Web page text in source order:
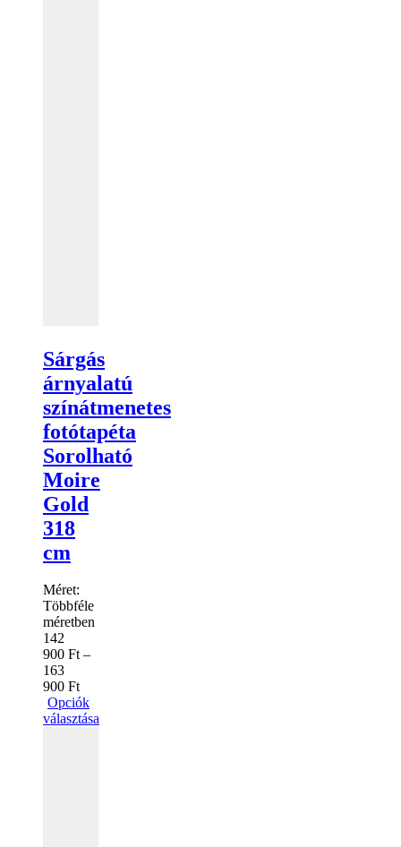
Sárgás
árnyalatú
színátmenetes
fotótapéta
Sorolható
Moire
Gold
318
cm
Méret:
Többféle
méretben
142
900 Ft–
163
900 Ft
Opciók
választása